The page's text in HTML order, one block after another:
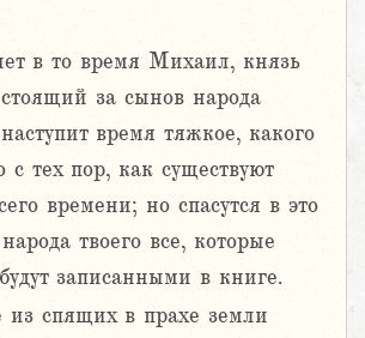
в то время Михаил, князь
за сынов народа
время тяжкое, какого
с тех пор, как существуют
времени; но спасутся в это
твоего все, которые
записанными в книге.
спящих в прахе земли